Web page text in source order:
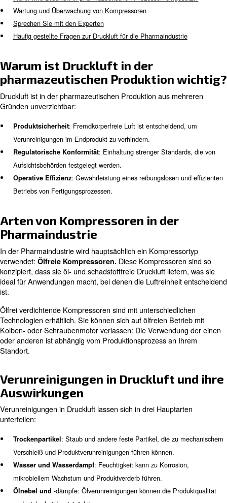
In diesem Blog erfahren Sie mehr über Kompressoren
Pharmaindustrie, ihre Arten, Anwendungen und die
Aufrechterhaltung der Luftreinheit. Wir befassen uns
Warum ist Druckluft in der pharmazeutischen Produktion
Arten von Kompressoren in der Pharmaindustrie
Risiken von Verunreinigungen in der Druckluft und ihre
ISO-Normen für die Reinheit von Druckluft
Wann wird Druckluft in pharmazeutischen Prozessen
Wartung und Überwachung von Kompressoren
Sprechen Sie mit den Experten
Häufig gestellte Fragen zur Druckluft für die
Warum ist Druckluft in der
pharmazeutischen Produktion
Druckluft ist in der pharmazeutischen Produktion aus
Gründen unverzichtbar:
Produktsicherheit
: Fremdkörperfreie Luft ist
Verunreinigungen im Endprodukt zu verhindern.
Regulatorische Konformität: Einhaltung strenger
Aufsichtsbehörden festgelegt werden.
Operative Effizienz
Arten von Kompressoren in der
Pharmaindustrie
In der Pharmaindustrie wird hauptsächlich ein
verwendet:Ölfreie Kompressoren.Diese
konzipiert, dass sie öl- und schadstofffreie Druckluft
ideal für Anwendungen macht, bei denen die
ist.